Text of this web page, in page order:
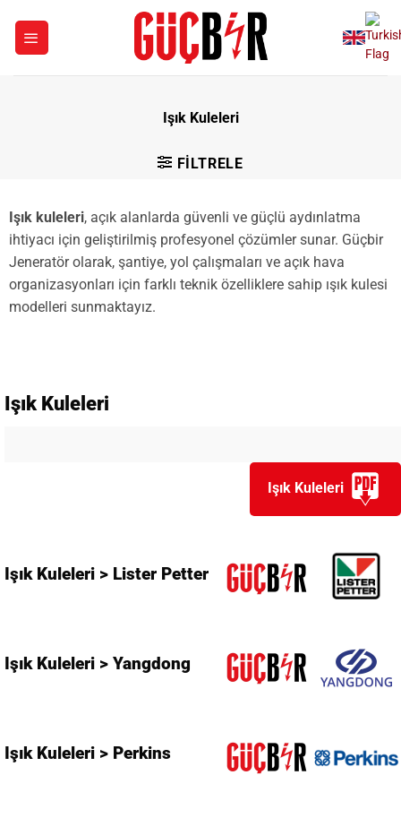
Işık Kuleleri
FILTRELE
Işık kuleleri, açık alanlarda güvenli ve güçlü aydınlatma
ihtiyacı için geliştirilmiş profesyonel çözümler sunar. Güçbir
Jeneratör olarak, şantiye, yol çalışmaları ve açık hava
organizasyonları için farklı teknik özelliklere sahip ışık kulesi
modelleri sunmaktayız.
Işık Kuleleri
Işık Kuleleri
Işık Kuleleri > Lister Petter
Işık Kuleleri > Yangdong
Işık Kuleleri > Perkins